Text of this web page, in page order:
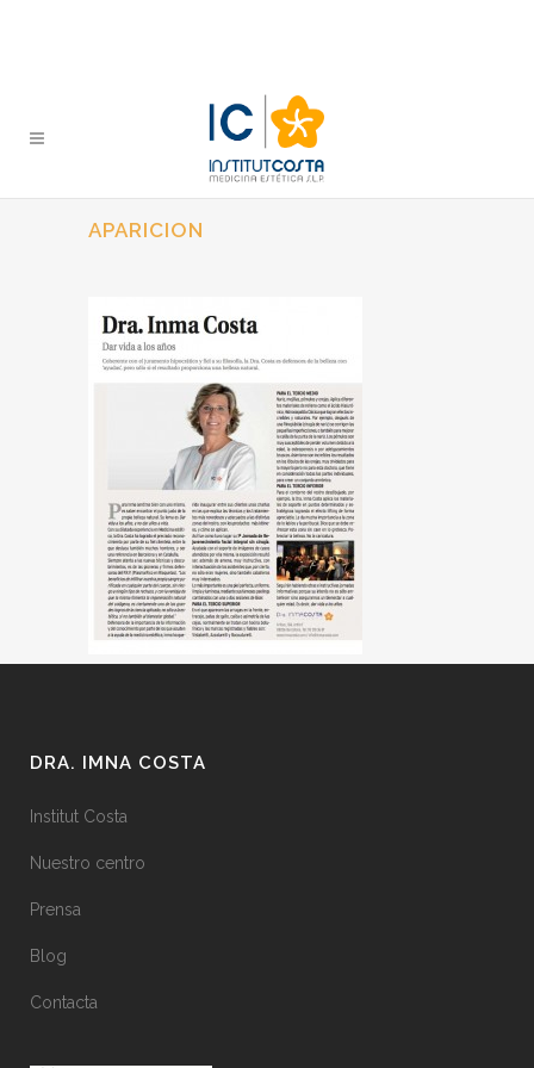
APARICION
DRA. IMNA COSTA
Institut Costa
Nuestro centro
Prensa
Blog
Contacta